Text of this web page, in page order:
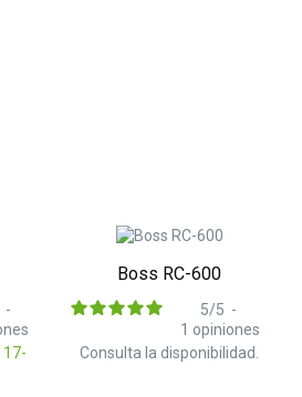
17-
-
Boss RC-600
Consulta la disponibilidad.
5/5 -
1 opiniones